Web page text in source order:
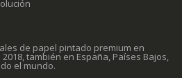
de papel pintado premium en
también en España, Países Bajos,
el mundo.